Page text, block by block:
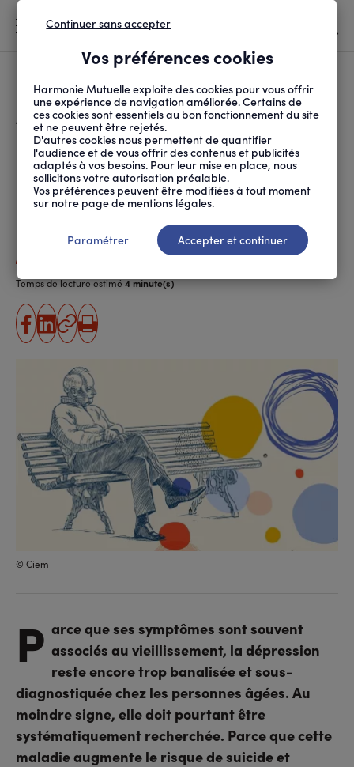
D'ARIANE
ACCUEIL PRÉVENTION SANTÉ ET ... PSYCHOLOGIE LA DÉPRESSION CHEZ L...
La dépression chez la
personne âgée : un trouble à
prendre au sérieux
Publié le 22.04.2021
Aliisa Waltari (ANPM-FRANCE MUTUALITÉ)
Temps de lecture estimé4 minute(s)
partager
facebook
partager
linkedin
Copier
Imprimer
© Ciem
P arce que ses symptômes sont souvent
associés au vieillissement, la dépression
reste encore trop banalisée et sous-
diagnostiquée chez les personnes âgées. Au
moindre signe, elle doit pourtant être
systématiquement recherchée. Parce que cette
maladie augmente le risque de suicide et
Vos préférences cookies
Harmonie Mutuelle exploite des cookies pour vous offrir
une expérience de navigation améliorée. Certains de
ces cookies sont essentiels au bon fonctionnement du site
et ne peuvent être rejetés.
D'autres cookies nous permettent de quantifier
l'audience et de vous offrir des contenus et publicités
adaptés à vos besoins. Pour leur mise en place, nous
sollicitons votre autorisation préalable.
Vos préférences peuvent être modifiées à tout moment
sur notre page de mentions légales.
Continuer sans accepter
Paramétrer Accepter et continuer